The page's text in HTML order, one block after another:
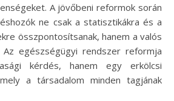
A jövőbeni reformok során
ne csak a statisztikákra és a
összpontosítsanak, hanem a valós
egészségügyi rendszer reformja
kérdés, hanem egy erkölcsi
a társadalom minden tagjának